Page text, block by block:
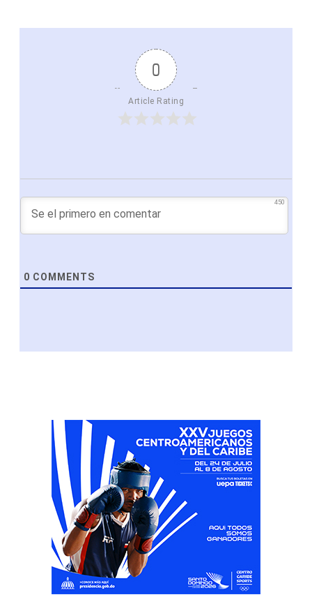
0
Article Rating
450
0 COMMENTS